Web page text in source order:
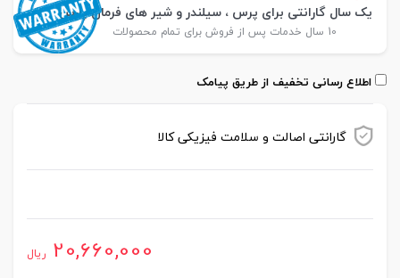
یک سال گارانتی برای پرس ، سیلندر و شیر های فرمان پارس
10 سال خدمات پس از فروش برای تمام محصولات
اطلاع رسانی تخفیف از طریق پیامک
گارانتی اصالت و سلامت فیزیکی کالا
20,660,000 ریال